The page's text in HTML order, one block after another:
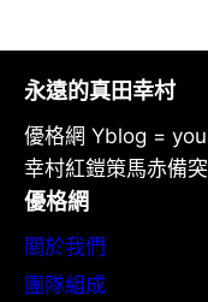
永遠的真田幸村
優格網 Yblog =
幸村紅鎧策馬赤備
優格網
關於我們
團隊組成